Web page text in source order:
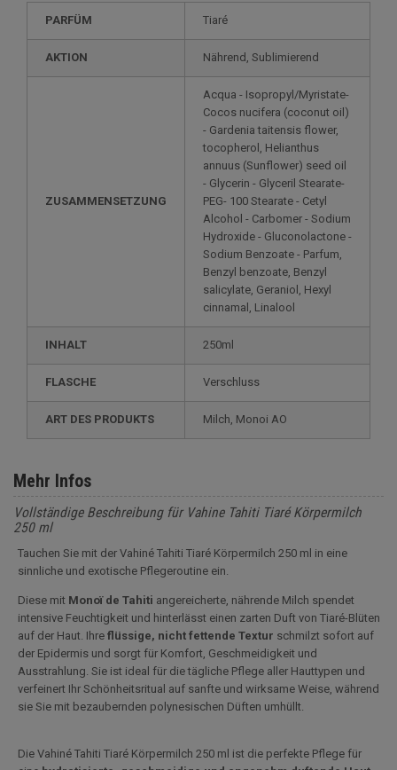
PARFÜM Tiaré
AKTION Nährend, Sublimierend
ZUSAMMENSETZUNG
Acqua - Isopropyl/Myristate-
Cocos nucifera (coconut oil)
- Gardenia taitensis flower,
tocopherol, Helianthus
annuus (Sunflower) seed oil
- Glycerin - Glyceril Stearate-
PEG- 100 Stearate - Cetyl
Alcohol - Carbomer - Sodium
Hydroxide - Gluconolactone -
Sodium Benzoate - Parfum,
Benzyl benzoate, Benzyl
salicylate, Geraniol, Hexyl
cinnamal, Linalool
INHALT 250ml
FLASCHE Verschluss
ART DES PRODUKTS Milch, Monoi AO
Mehr Infos
Vollständige Beschreibung für Vahine Tahiti Tiaré Körpermilch
250 ml
Tauchen Sie mit der Vahiné Tahiti Tiaré Körpermilch 250 ml in eine
sinnliche und exotische Pflegeroutine ein.
Diese mit Monoï de Tahiti angereicherte, nährende Milch spendet
intensive Feuchtigkeit und hinterlässt einen zarten Duft von Tiaré-Blüten
auf der Haut. Ihre flüssige, nicht fettende Textur schmilzt sofort auf
der Epidermis und sorgt für Komfort, Geschmeidigkeit und
Ausstrahlung. Sie ist ideal für die tägliche Pflege aller Hauttypen und
verfeinert Ihr Schönheitsritual auf sanfte und wirksame Weise, während
sie Sie mit bezaubernden polynesischen Düften umhüllt.
Die Vahiné Tahiti Tiaré Körpermilch 250 ml ist die perfekte Pflege für